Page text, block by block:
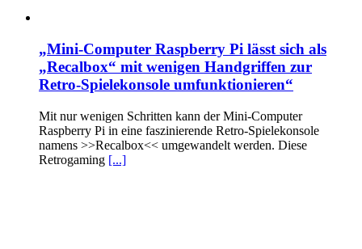
„Mini-Computer Raspberry Pi lässt sich als
„Recalbox“ mit wenigen Handgriffen zur
Retro-Spielekonsole umfunktionieren“
Mit nur wenigen Schritten kann der Mini-Computer
Raspberry Pi in eine faszinierende Retro-Spielekonsole
namens >>Recalbox<< umgewandelt werden. Diese
Retrogaming [...]